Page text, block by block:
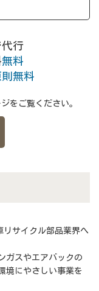
代行
無料
則無料
をご覧ください。
リサイクル部品業界へ
ガスやエアバックの
境にやさしい事業を